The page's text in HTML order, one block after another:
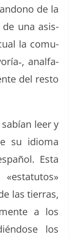
de la
de una asis­
la comu­
anal­fa­
del resto
leer y
su idioma
Esta
las tier­ras,
a los
los